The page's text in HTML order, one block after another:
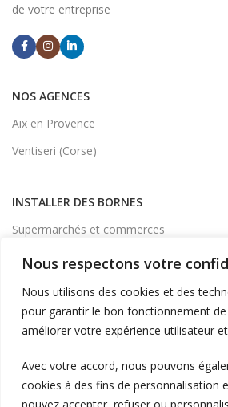
Nous respectons votre
Nous utilisons des cookies et des
pour garantir le bon fonctionnement
améliorer votre expérience utilisateur et
Avec votre accord, nous pouvons
cookies à des fins de personnalisation
de votre entreprise
NOS AGENCES
Aix en Provence
Ventiseri (Corse)
INSTALLER DES BORNES
Supermarchés et commerces
Flotte d'entreprise
Foncier et résidentiel
RECHARGER
Supervision et monétique